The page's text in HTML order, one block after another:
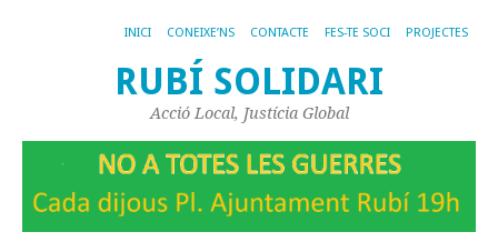
INICI CONEIXE’NS CONTACTE FES-TE SOCI PROJECTES
RUBÍ SOLIDARI
Acció Local, Justícia Global